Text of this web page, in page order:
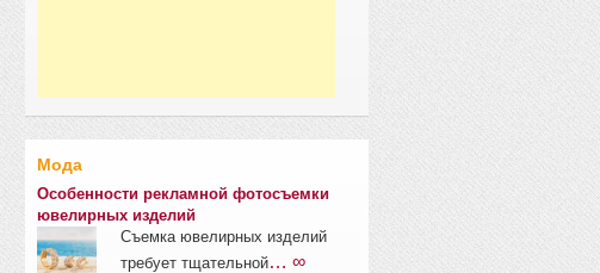
Мода
Особенности рекламной фотосъемки
ювелирных изделий
Съемка ювелирных изделий
требует тщательной… ∞